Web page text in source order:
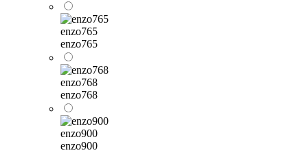
enzo765
enzo765
enzo768
enzo768
enzo900
enzo900